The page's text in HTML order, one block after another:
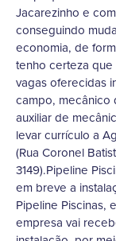
Jacarezinho e
conseguindo
economia, de
tenho certeza que
vagas oferecidas
campo, mecânico
auxiliar de
levar currículo a
(Rua Coronel
3149).Pipeline
em breve a
Pipeline Piscinas,
empresa vai